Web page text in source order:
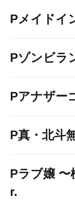
Pメイドイ
Pゾンビラ
Pアナザー
P真・北斗
Pラブ嬢 〜
r.